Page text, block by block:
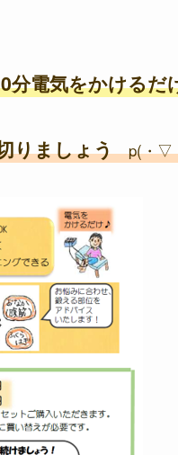
分電気をかけるだ
りましょうp(・▽